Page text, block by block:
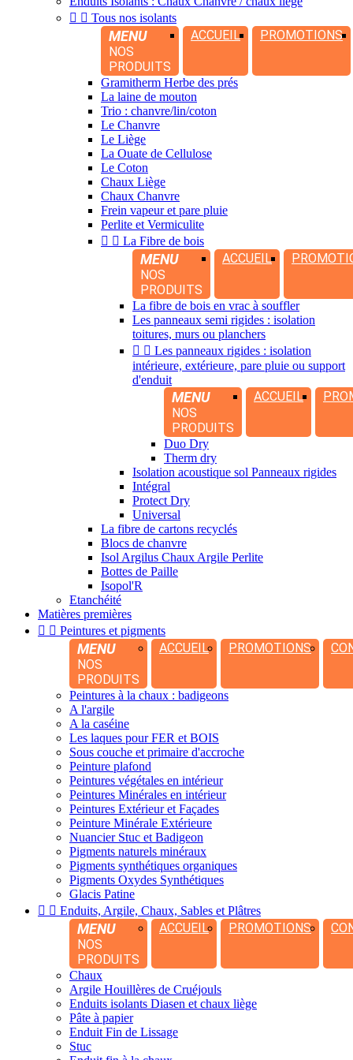
  Tous nos isolants
MENU
NOS
PRODUITS
ACCUEIL PROMOTIONS
Gramitherm Herbe des prés
La laine de mouton
Trio : chanvre/lin/coton
Le Chanvre
Le Liège
La Ouate de Cellulose
Le Coton
Chaux Liège
Chaux Chanvre
Frein vapeur et pare pluie
Perlite et Vermiculite
  La Fibre de bois
MENU
NOS
PRODUITS
ACCUEIL
La fibre de bois en vrac à souffler
Les panneaux semi rigides : isolation
toitures, murs ou planchers
  Les panneaux rigides : isolation
intérieure, extérieure, pare pluie ou support
d'enduit
MENU
NOS
PRODUITS
ACCUEIL
Duo Dry
Therm dry
Isolation acoustique sol Panneaux rigides
Intégral
Protect Dry
Universal
La fibre de cartons recyclés
Blocs de chanvre
Isol Argilus Chaux Argile Perlite
Bottes de Paille
Isopol'R
Etanchéité
Matières premières
  Peintures et pigments
MENU
NOS
PRODUITS
ACCUEIL PROMOTIONS
Peintures à la chaux : badigeons
A l'argile
A la caséine
Les laques pour FER et BOIS
Sous couche et primaire d'accroche
Peinture plafond
Peintures végétales en intérieur
Peintures Minérales en intérieur
Peintures Extérieur et Façades
Peinture Minérale Extérieure
Nuancier Stuc et Badigeon
Pigments naturels minéraux
Pigments synthétiques organiques
Pigments Oxydes Synthétiques
Glacis Patine
  Enduits, Argile, Chaux, Sables et Plâtres
MENU
NOS
PRODUITS
ACCUEIL PROMOTIONS
Chaux
Argile Houillères de Cruéjouls
Enduits isolants Diasen et chaux liège
Pâte à papier
Enduit Fin de Lissage
Stuc